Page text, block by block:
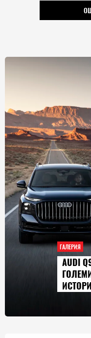
ГАЛЕРИЯ
AUDI